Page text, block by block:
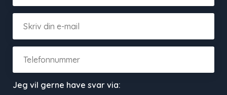
Jeg vil gerne have svar via: